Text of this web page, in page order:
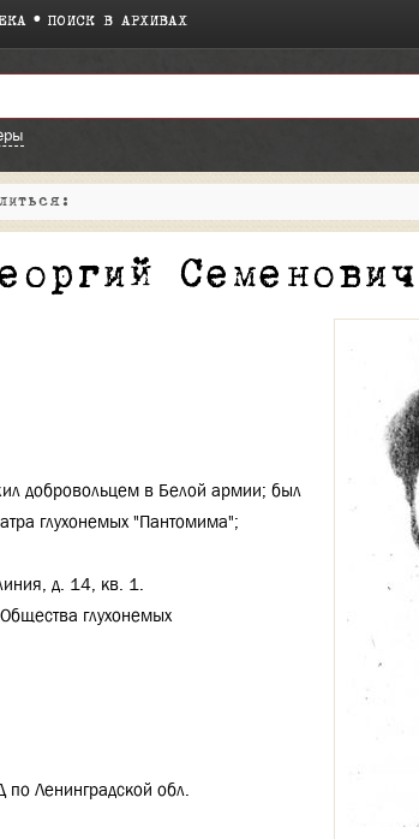
ПОИСК В АРХИВАХ
добровольцем в Белой армии; был
глухонемых "Пантомима";
д. 14, кв. 1.
глухонемых
Ленинградской обл.